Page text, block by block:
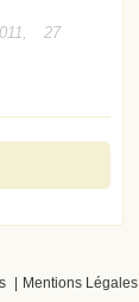
27
Mentions